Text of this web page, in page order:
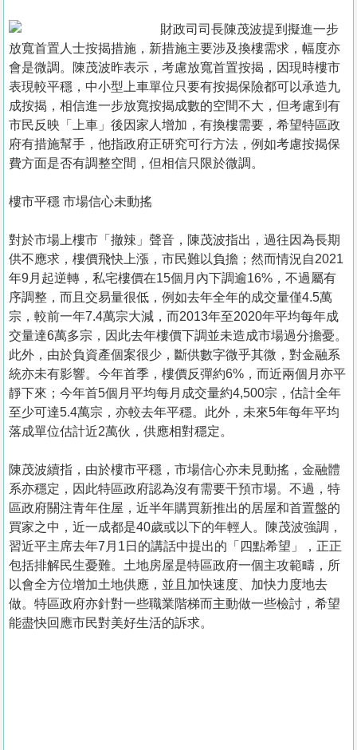
置
業
手
冊
關
於
們
財政司司長陳茂波提到擬進一步
放寬首置人士按揭措施，新措施主要涉及換樓需求，幅度亦
會是微調。陳茂波昨表示，考慮放寬首置按揭，因現時樓市
表現較平穩，中小型上車單位只要有按揭保險都可以承造九
成按揭，相信進一步放寬按揭成數的空間不大，但考慮到有
市民反映「上車」後因家人增加，有換樓需要，希望特區政
府有措施幫手，他指政府正研究可行方法，例如考慮按揭保
費方面是否有調整空間，但相信只限於微調。
樓市平穩 市場信心未動搖
對於市場上樓市「撤辣」聲音，陳茂波指出，過往因為長期
供不應求，樓價飛快上漲，市民難以負擔；然而情況自2021
年9月起逆轉，私宅樓價在15個月內下調逾16%，不過屬有
序調整，而且交易量很低，例如去年全年的成交量僅4.5萬
宗，較前一年7.4萬宗大減，而2013年至2020年平均每年成
交量達6萬多宗，因此去年樓價下調並未造成市場過分擔憂。
此外，由於負資產個案很少，斷供數字微乎其微，對金融系
統亦未有影響。今年首季，樓價反彈約6%，而近兩個月亦平
靜下來；今年首5個月平均每月成交量約4,500宗，估計全年
至少可達5.4萬宗，亦較去年平穩。此外，未來5年每年平均
落成單位估計近2萬伙，供應相對穩定。
陳茂波續指，由於樓市平穩，市場信心亦未見動搖，金融體
系亦穩定，因此特區政府認為沒有需要干預市場。不過，特
區政府關注青年住屋，近半年購買新推出的居屋和首置盤的
買家之中，近一成都是40歲或以下的年輕人。陳茂波強調，
習近平主席去年7月1日的講話中提出的「四點希望」，正正
包括排解民生憂難。土地房屋是特區政府一個主攻範疇，所
以會全方位增加土地供應，並且加快速度、加快力度地去
做。特區政府亦針對一些職業階梯而主動做一些檢討，希望
能盡快回應市民對美好生活的訴求。